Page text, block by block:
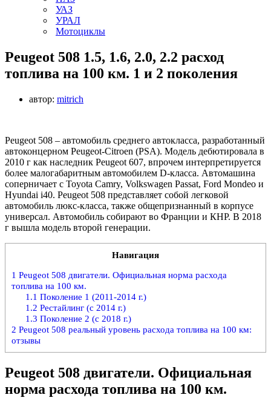
УАЗ
УРАЛ
Мотоциклы
Peugeot 508 1.5, 1.6, 2.0, 2.2 расход
топлива на 100 км. 1 и 2 поколения
автор: mitrich
Peugeot 508 – автомобиль среднего автокласса, разработанный
автоконцерном Peugeot-Citroen (PSA). Модель дебютировала в
2010 г как наследник Peugeot 607, впрочем интерпретируется
более малогабаритным автомобилем D-класса. Автомашина
соперничает с Toyota Camry, Volkswagen Passat, Ford Mondeo и
Hyundai i40. Peugeot 508 представляет собой легковой
автомобиль люкс-класса, также общепризнанный в корпусе
универсал. Автомобиль собирают во Франции и КНР. В 2018
г вышла модель второй генерации.
Навигация
1 Peugeot 508 двигатели. Официальная норма расхода
топлива на 100 км.
1.1 Поколение 1 (2011-2014 г.)
1.2 Рестайлинг (с 2014 г.)
1.3 Поколение 2 (с 2018 г.)
2 Peugeot 508 реальный уровень расхода топлива на 100 км:
отзывы
Peugeot 508 двигатели. Официальная
норма расхода топлива на 100 км.